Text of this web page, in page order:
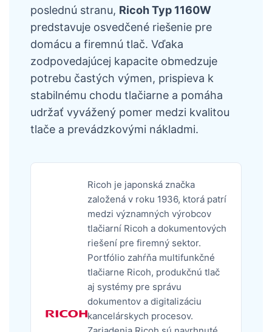
poslednú stranu, Ricoh Typ 1160W
predstavuje osvedčené riešenie pre
domácu a firemnú tlač. Vďaka
zodpovedajúcej kapacite obmedzuje
potrebu častých výmen, prispieva k
stabilnému chodu tlačiarne a pomáha
udržať vyvážený pomer medzi kvalitou
tlače a prevádzkovými nákladmi.
Ricoh je japonská značka
založená v roku 1936, ktorá patrí
medzi významných výrobcov
tlačiarní Ricoh a dokumentových
riešení pre firemný sektor.
Portfólio zahŕňa multifunkčné
tlačiarne Ricoh, produkčnú tlač
aj systémy pre správu
dokumentov a digitalizáciu
kancelárskych procesov.